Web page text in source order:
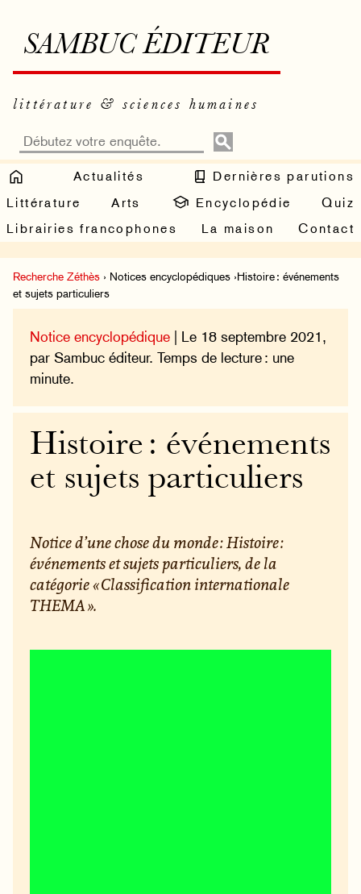
SAMBUC ÉDITEUR
littérature & sciences humaines
Actualités
Dernières parutions
Littérature
Arts Encyclopédie
Quiz
Librairies francophones
La maison Contact
Recherche Zéthès › Notices encyclopédiques ›Histoire : événements
et sujets particuliers
Notice encyclopédique | Le 18 septembre 2021,
par Sambuc éditeur. Temps de lecture : une
minute.
Histoire : événements
et sujets particuliers
Notice d’une chose du monde : Histoire :
événements et sujets particuliers, de la
catégorie « Classification internationale
THEMA ».